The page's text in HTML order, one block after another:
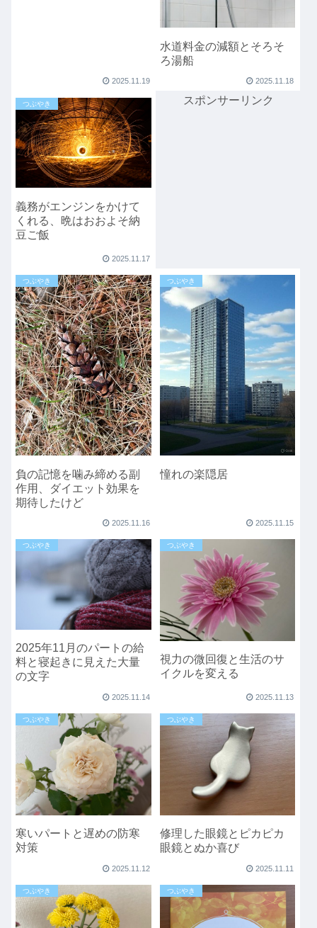
2025.11.19
水道料金の減額とそろそ
ろ湯船
2025.11.18
つぶやき
義務がエンジンをかけて
くれる、晩はおおよそ納
豆ご飯
2025.11.17
スポンサーリンク
つぶやき
負の記憶を噛み締める副
作用、ダイエット効果を
期待したけど
2025.11.16
つぶやき
憧れの楽隠居
2025.11.15
つぶやき
2025年11月のパートの給
料と寝起きに見えた大量
の文字
2025.11.14
つぶやき
視力の微回復と生活のサ
イクルを変える
2025.11.13
つぶやき
寒いパートと遅めの防寒
対策
2025.11.12
つぶやき
修理した眼鏡とピカピカ
眼鏡とぬか喜び
2025.11.11
つぶやき つぶやき